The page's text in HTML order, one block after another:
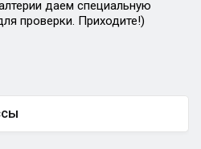
даем специальную
проверки. Приходите!)